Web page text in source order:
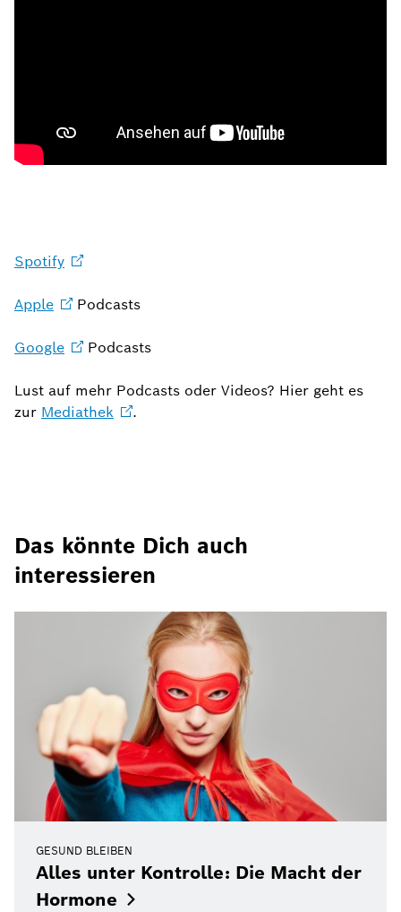
Spotify
Apple Podcasts
Google Podcasts
Lust auf mehr Podcasts oder Videos? Hier geht es
zur Mediathek .
Das könnte Dich auch
interessieren
GESUND BLEIBEN
Alles unter Kontrolle: Die Macht der
Hormone